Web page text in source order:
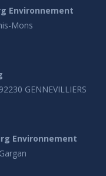
Environnement
Mons
GENNEVILLIERS
Environnement